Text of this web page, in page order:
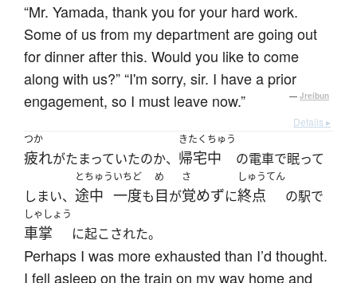
“Mr. Yamada, thank you for your hard work.
Some of us from my department are going out
for dinner after this. Would you like to come
along with us?” “I'm sorry, sir. I have a prior
engagement, so I must leave now.”
— Jreibun
Details ▸
つか
疲れがたまっていたのか、
きたくちゅう
帰宅中 の電車で眠って
しまい、
とちゅう
途中
いちど
一度も
め
目が
さ
覚めずに
しゅうてん
終点 の駅で
しゃしょう
車掌 に起こされた。
Perhaps I was more exhausted than I’d thought.
I fell asleep on the train on my way home and